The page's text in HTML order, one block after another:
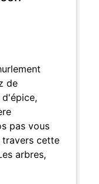
de
pas vous
travers cette
arbres,